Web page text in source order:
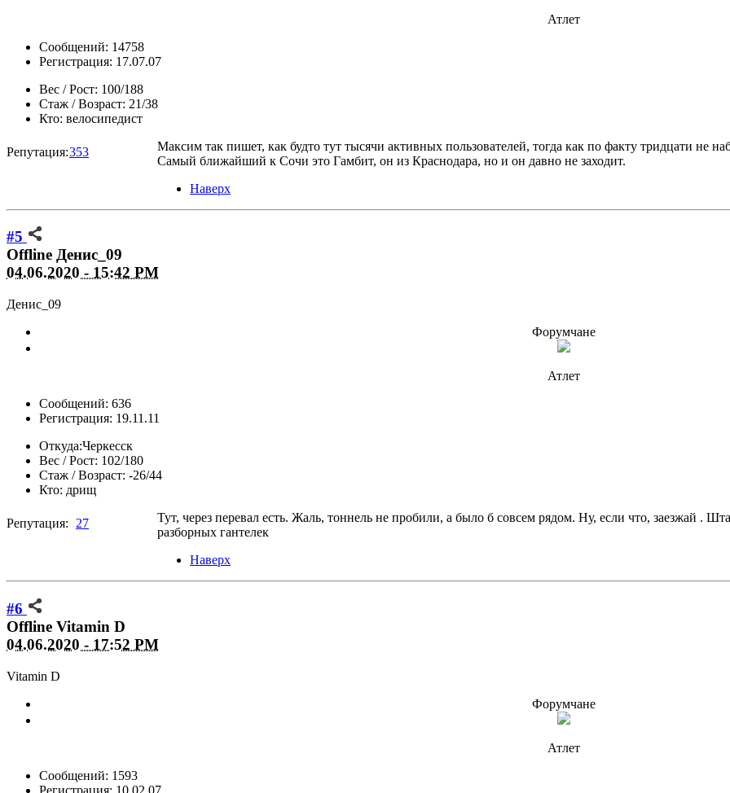
Атлет
Сообщений: 14758
Регистрация: 17.07.07
Вес / Рост: 100/188
Стаж / Возраст: 21/38
Кто: велосипедист
Репутация:353
Максим так пишет, как будто тут тысячи активных пользователей, тогда как по факту тридцати не
Самый ближайший к Сочи это Гамбит, он из Краснодара, но и он давно не заходит.
Наверх
#5
Offline Денис_09
04.06.2020 - 15:42 PM
Денис_09
Форумчане
Атлет
Сообщений: 636
Регистрация: 19.11.11
Откуда:Черкесск
Вес / Рост: 102/180
Стаж / Возраст: -26/44
Кто: дрищ
Репутация: 27
Тут, через перевал есть. Жаль, тоннель не пробили, а было б совсем рядом. Ну, если что, заезжай .
разборных гантелек
Наверх
#6
Offline Vitamin D
04.06.2020 - 17:52 PM
Vitamin D
Форумчане
Атлет
Сообщений: 1593
Регистрация: 10.02.07